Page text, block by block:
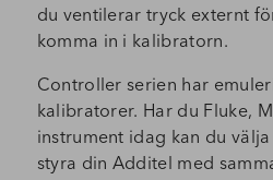
du ventilerar tryck externt
komma in i kalibratorn.
Controller serien har
kalibratorer. Har du Fluke,
instrument idag kan du
styra din Additel med